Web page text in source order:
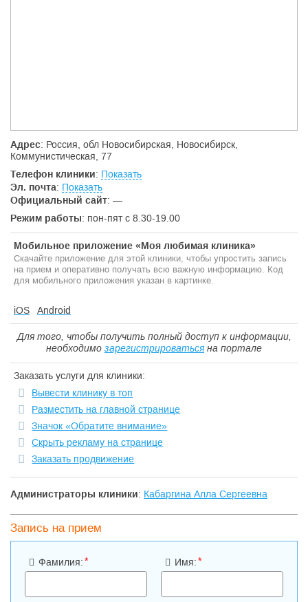
Адрес: Россия, обл Новосибирская, Новосибирск,
Коммунистическая, 77
Телефон клиники: Показать
Эл. почта: Показать
Официальный сайт: —
Режим работы: пон-пят с 8.30-19.00
Мобильное приложение «Моя любимая клиника»
Скачайте приложение для этой клиники, чтобы упростить запись
на прием и оперативно получать всю важную информацию. Код
для мобильного приложения указан в картинке.
iOS Android
Для того, чтобы получить полный доступ к информации,
необходимо зарегистрироватьсяна портале
Заказать услуги для клиники:
Вывести клинику в топ
Разместить на главной странице
Значок «Обратите внимание»
Скрыть рекламу на странице
Заказать продвижение
Администраторы клиники: Кабаргина Алла Сергеевна
Запись на прием
Фамилия:* Имя:*